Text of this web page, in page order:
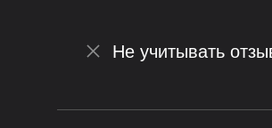
Не учитывать